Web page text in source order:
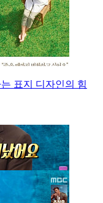
표지 디자인의 힘